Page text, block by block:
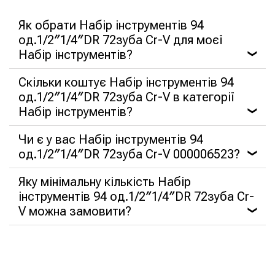
Як обрати Набір інструментів 94
од.1/2″1/4″DR 72зуба Cr-V для моєї
Набір інструментів?
❯
Скільки коштує Набір інструментів 94
од.1/2″1/4″DR 72зуба Cr-V в категорії
Набір інструментів?
❯
Чи є у вас Набір інструментів 94
од.1/2″1/4″DR 72зуба Cr-V 000006523?
❯
Яку мінімальну кількість Набір
інструментів 94 од.1/2″1/4″DR 72зуба Cr-
V можна замовити?
❯